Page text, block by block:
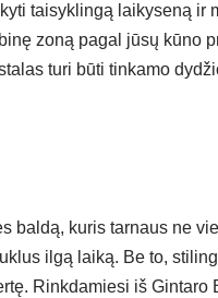
taisyklingą laikyseną ir
zoną pagal jūsų kūno
turi būti tinkamo
baldą, kuris tarnaus ne
ilgą laiką. Be to,
Rinkdamiesi iš Gintaro